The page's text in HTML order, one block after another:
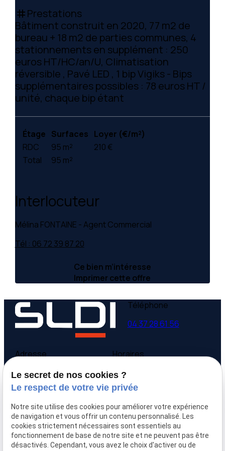
tag Prestations
Bâtiment construit en 2020, 77 m2 de
bureau + 18 m2 de parties communes, 4
stationnements en supplément : 250
euros HT/HC/an/U, Climatisation
réversible , Pavé LED , 1 bip Vigiks - Bips
supplémentaires possibles : 78 euros HT /
unité, chaque bip étant
Étage Surfaces Loyer (€/m²)
RDC
95 m²
210 €
Total
95 m²
Interlocuteur
Mélina FONTAINE - Agent Commercial
Tél : 06 72 39 87 20
Ce bien m’intéresse
Imprimer cette offre
Téléphone
04 37 28 61 56
Adresse
9 avenue Victor Hugo
69160 Tassin la Demi-
Lune
Horaires
Lundi - Vendredi
09:00-12:00,
Accueil
Qui sommes-nous
Nos biens
Le secret de nos cookies ?
Le respect de votre vie privée
Notre site utilise des cookies pour améliorer votre expérience
de navigation et vous offrir un contenu personnalisé. Les
cookies strictement nécessaires sont essentiels au
fonctionnement de base de notre site et ne peuvent pas être
désactivés. Cependant, vous avez le choix d'activer ou de